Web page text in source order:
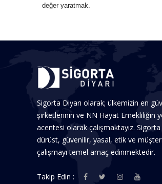
değer yaratmak.
Sigorta Diyarı olarak; ülkemizin en
şirketlerinin ve NN Hayat Emekliliğin
acentesi olarak çalışmaktayız. Sigorta
dürüst, güvenilir, yasal, etik ve
çalışmayı temel amaç edinmektedir.
Takip Edin :